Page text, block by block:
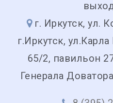
г. Иркутск, ул.
г.Иркутск,
65/2, павильон
Генерала